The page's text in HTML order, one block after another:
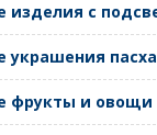
с
украшения
фрукты и овощи